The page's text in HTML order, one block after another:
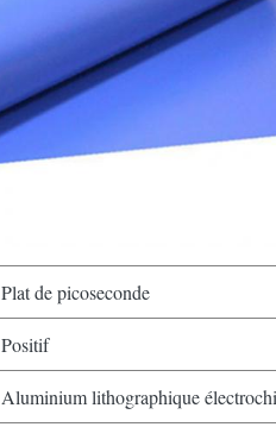
Plat de picoseconde
Positif
Aluminium lithographique